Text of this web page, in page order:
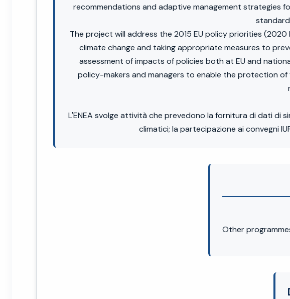
recommendations and adaptive management strategies
The project will address the 2015 EU policy priorities
climate change and taking appropriate measures to
assessment of impacts of policies both at EU and
policy-makers and managers to enable the protection
L'ENEA svolge attività che prevedono la fornitura di dati di
climatici; la partecipazione ai convegni
Other